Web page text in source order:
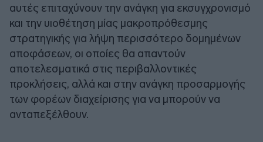
αυτές επιταχύνουν την ανάγκη για εκσυγχρονισμό
και την υιοθέτηση μίας μακροπρόθεσμης
στρατηγικής για λήψη περισσότερο δομημένων
αποφάσεων, οι οποίες θα απαντούν
αποτελεσματικά στις περιβαλλοντικές
προκλήσεις, αλλά και στην ανάγκη προσαρμογής
των φορέων διαχείρισης για να μπορούν να
ανταπεξέλθουν.